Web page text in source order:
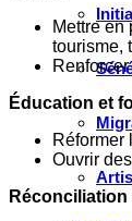
Mettre
tourisme,
Éducation et
Réformer
Ouvrir
Réconciliation